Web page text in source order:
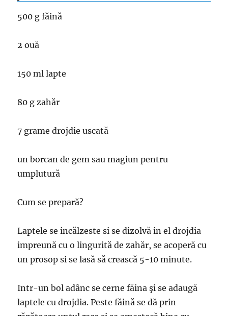
500 g făină
2 ouă
150 ml lapte
80 g zahăr
7 grame drojdie uscată
un borcan de gem sau magiun pentru
umplutură
Cum se prepară?
Laptele se incălzeste si se dizolvă in el drojdia
impreună cu o lingurită de zahăr, se acoperă cu
un prosop si se lasă să crească 5-10 minute.
Intr-un bol adânc se cerne făina şi se adaugă
laptele cu drojdia. Peste făină se dă prin